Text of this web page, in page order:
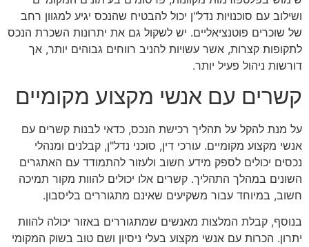
ושילוב עם סוכנויות נדל"ן יכול להבטיח שהנכס יגיע למגוון רחב
של שוכרים פוטנציאליים. יש לשקול גם את יתרונות השכרת הנכס
לתקופות קצרות, אשר עשויות להניב רווחים גבוהים יותר, אך
דורשות ניהול פעיל יותר.
קשרים עם אנשי מקצוע מקומיים
על מנת להקל על תהליך רכישת הנכס, כדאי לבנות קשרים עם
אנשי מקצוע מקומיים. עורכי דין, סוכני נדל"ן, קבלנים ומנהלי
נכסים יכולים לספק מידע חשוב ולעזור להתמודד עם האתגרים
השונים במהלך התהליך. קשרים אלו יכולים להוות מקור תמיכה
חשוב, במיוחד עבור משקיעים שאינם מתגוררים בליסבון.
בנוסף, קבלת המלצות מאנשים שמתגוררים באזור יכולה להוות
יתרון. הכרות עם אנשי מקצוע בעלי ניסיון ושם טוב בשוק המקומי